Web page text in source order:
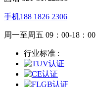
手机188 1826 2306
周一至周五 09：00-18：00
行业标准 :